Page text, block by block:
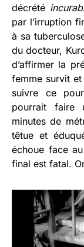
décrété
par l’irruption
à sa
du docteur,
d’affirmer la
femme survit
suivre ce
pourrait faire
minutes de
têtue et
échoue face
final est fatal.